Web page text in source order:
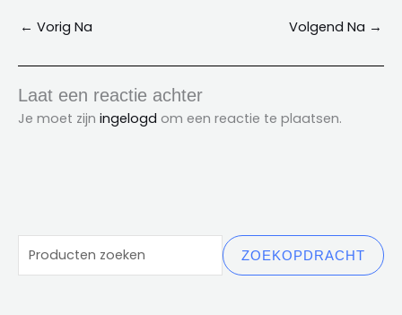
← Vorig Na Volgend Na →
Laat een reactie achter
Je moet zijn ingelogd om een ​​reactie te plaatsen.
ZOEKOPDRACHT